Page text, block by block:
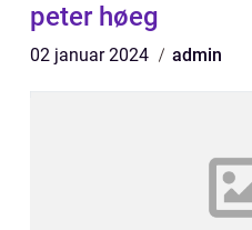
peter høeg
02 januar 2024 admin